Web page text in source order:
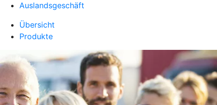
Auslandsgeschäft
Übersicht
Produkte